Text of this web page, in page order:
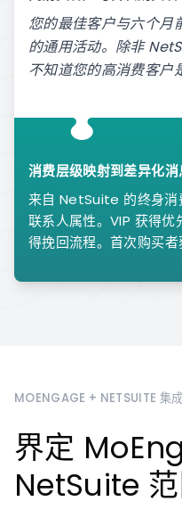
您的最佳客户与六个月
的通用活动。除非
不知道您的高消费客户
消费层级映射到差异化消
来自 NetSuite 的终身
联系人属性。VIP 获得
得挽回流程。首次购买者
MOENGAGE + NETSUITE 集成
界定
NetSuite